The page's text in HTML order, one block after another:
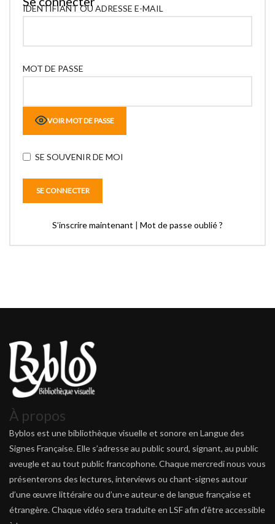
IDENTIFIANT OU ADRESSE E-MAIL
MOT DE PASSE
VOIR MOT DE PASSE
SE SOUVENIR DE MOI
S’inscrire maintenant | Mot de passe oublié ?
À propos
Byblos est une bibliothèque visuelle et sonore en Langue des
Signes Française. Elle s’adresse au public sourd, signant, au public
aveugle et au tout public francophone. Chaque mercredi nous vous
présenterons des lectures, interviews ou chant-signes autour
d’une œuvre littéraire ou d’un·e auteur·e de langue française et
étrangère. Chaque vidéo sera traduite en LSF afin d’être accessible